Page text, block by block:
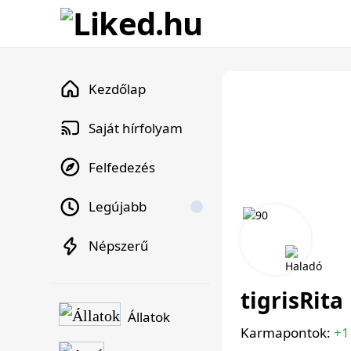
Kezdőlap
Saját hírfolyam
Felfedezés
Legújabb
Népszerű
Állatok
tigrisRita
Karmapontok: